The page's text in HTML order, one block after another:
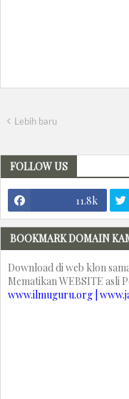
Lebih baru
FOLLOW US
11.8k
BOOKMARK DOMAIN
Download di web klon
Mematikan WEBSITE asli
www.ilmuguru.org |